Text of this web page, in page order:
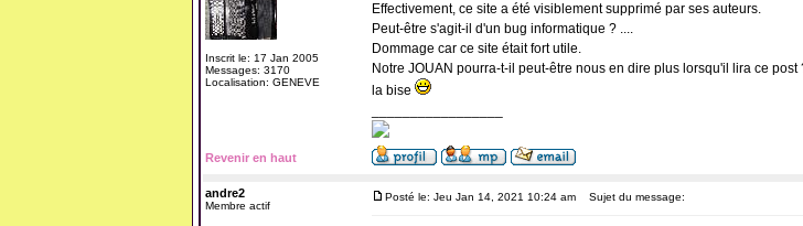
Inscrit le: 17 Jan 2005
Messages: 3170
Localisation: GENEVE
Effectivement, ce site a été visiblement supprimé par ses auteurs.
Peut-être s'agit-il d'un bug informatique ? ....
Dommage car ce site était fort utile.
Notre JOUAN pourra-t-il peut-être nous en dire plus lorsqu'il lira ce post
la bise
Revenir en haut
andre2
Membre actif
Posté le: Jeu Jan 14, 2021 10:24 am Sujet du message: